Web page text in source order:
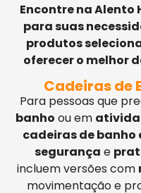
Encontre na
para suas
produtos
oferecer o melhor
Cadeiras de
Para pessoas que
banho ou em
cadeiras de banho
segurança e
incluem versões com
movimentação e